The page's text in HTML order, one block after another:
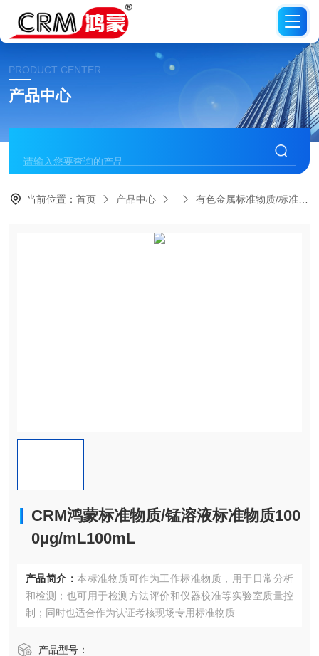
PRODUCT CENTER
产品中心
当前位置：首页 产品中心 有色金属标准物质/标准品
CRM鸿蒙标准物质/锰溶液标准物质100
0μg/mL100mL
产品简介： 本标准物质可作为工作标准物质，用于日常分析
和检测；也可用于检测方法评价和仪器校准等实验室质量控
制；同时也适合作为认证考核现场专用标准物质
产品型号：